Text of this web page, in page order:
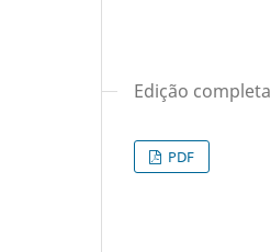
Edição completa
PDF